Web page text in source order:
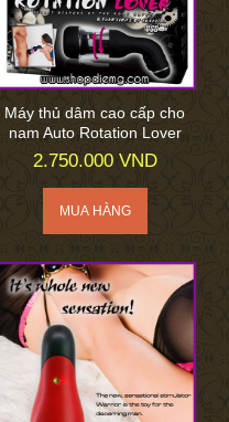
Máy thủ dâm cao cấp cho
nam Auto Rotation Lover
2.750.000 VND